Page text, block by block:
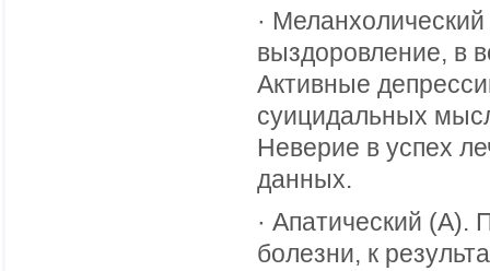
·
выздоровление, в
Активные
суицидальных
Неверие в успех
данных.
· Апатический (А).
болезни, к